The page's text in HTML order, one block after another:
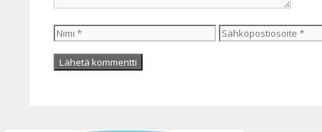
Nimi Sähköpostiosoite